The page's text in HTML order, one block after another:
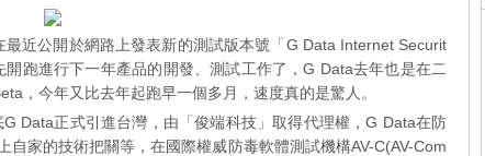
近公開於網路上發表新的測試版本號「G Data Internet Securit
跑進行下一年產品的開發、測試工作了，G Data去年也是在二
，今年又比去年起跑早一個多月，速度真的是驚人。
Data正式引進台灣，由「俊端科技」取得代理權，G Data在防
家的技術把關等，在國際權威防毒軟體測試機構AV-C(AV-Com